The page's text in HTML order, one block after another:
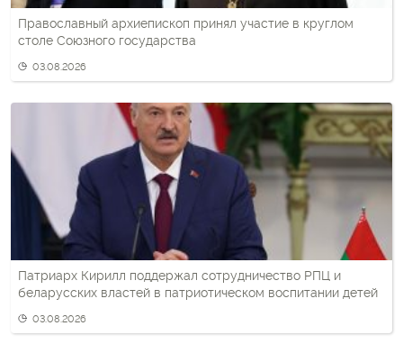
Православный архиепископ принял участие в круглом
столе Союзного государства
03.08.2026
Патриарх Кирилл поддержал сотрудничество РПЦ и
беларусских властей в патриотическом воспитании детей
03.08.2026